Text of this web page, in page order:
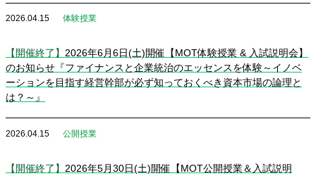
2026.04.15 体験授業
【開催終了】 2026年6月6日(土)開催【MOT体験授業 & 入試説明会】
のお知らせ『ファイナンスと企業統治のエッセンスを体験～イノベ
ーションを目指す経営幹部が必ず知っておくべき資本市場の論理と
は？～』
2026.04.15 公開授業
【開催終了】 2026年5月30日(土)開催【MOT公開授業＆入試説明